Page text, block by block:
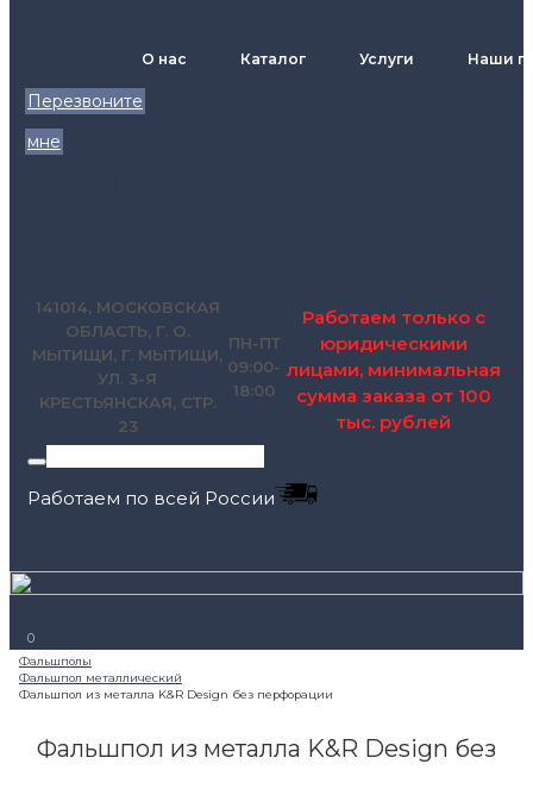
Перезвоните
мне
О нас Каталог Услуги Наши
141014, МОСКОВСКАЯ
ОБЛАСТЬ, Г. О.
МЫТИЩИ, Г. МЫТИЩИ,
УЛ. 3-Я
КРЕСТЬЯНСКАЯ, СТР.
23
ПН-ПТ
09:00-
18:00
Работаем только с
юридическими
лицами, минимальная
сумма заказа от 100
тыс. рублей
Работаем по всей России
0
Фальшпол из металла K&R Design без